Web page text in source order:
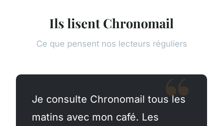
Ils lisent Chronomail
Ce que pensent nos lecteurs réguliers
Je consulte Chronomail tous les
matins avec mon café. Les